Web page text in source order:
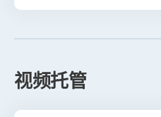
视频托管